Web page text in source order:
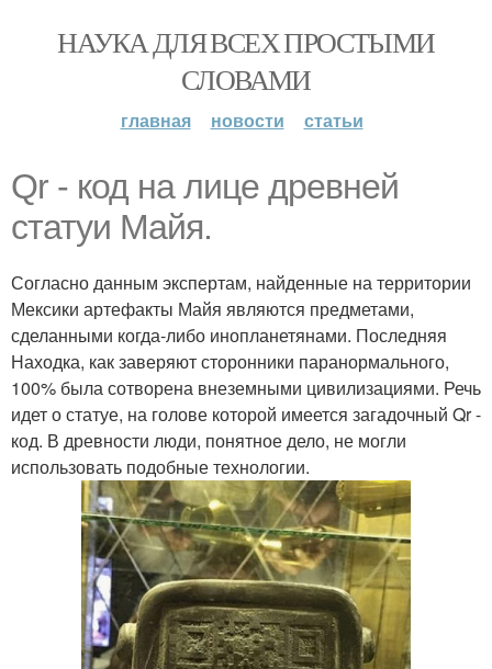
НАУКА ДЛЯ ВСЕХ ПРОСТЫМИ
СЛОВАМИ
главная новости статьи
Qr - код на лице древней
статуи Майя.
Согласно данным экспертам, найденные на территории
Мексики артефакты Майя являются предметами,
сделанными когда-либо инопланетянами. Последняя
Находка, как заверяют сторонники паранормального,
100% была сотворена внеземными цивилизациями. Речь
идет о статуе, на голове которой имеется загадочный Qr -
код. В древности люди, понятное дело, не могли
использовать подобные технологии.